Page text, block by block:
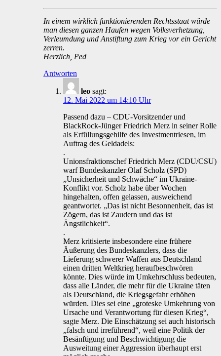
In einem wirklich funktionierenden Rechtsstaat würde
man diesen ganzen Haufen wegen Volksverhetzung,
Verleumdung und Anstiftung zum Krieg vor ein Gericht
zerren.
Herzlich, Ped
Antworten
leo sagt:
12. Mai 2022 um 14:10 Uhr
Passend dazu – CDU-Vorsitzender und
BlackRock-Jünger Friedrich Merz in seiner Rolle
als Erfüllungsgehilfe des Investmentriesen, im
Auftrag des Geldadels:
.
Unionsfraktionschef Friedrich Merz (CDU/CSU)
warf Bundeskanzler Olaf Scholz (SPD)
„Unsicherheit und Schwäche“ im Ukraine-
Konflikt vor. Scholz habe über Wochen
hingehalten, offen gelassen, ausweichend
geantwortet. „Das ist nicht Besonnenheit, das ist
Zögern, das ist Zaudern und das ist
Ängstlichkeit“.
.
Merz kritisierte insbesondere eine frühere
Äußerung des Bundeskanzlers, dass die
Lieferung schwerer Waffen aus Deutschland
einen dritten Weltkrieg heraufbeschwören
könnte. Dies würde im Umkehrschluss bedeuten,
dass alle Länder, die mehr für die Ukraine täten
als Deutschland, die Kriegsgefahr erhöhen
würden. Dies sei eine „groteske Umkehrung von
Ursache und Verantwortung für diesen Krieg“,
sagte Merz. Die Einschätzung sei auch historisch
„falsch und irreführend“, weil eine Politik der
Besänftigung und Beschwichtigung die
Ausweitung einer Aggression überhaupt erst